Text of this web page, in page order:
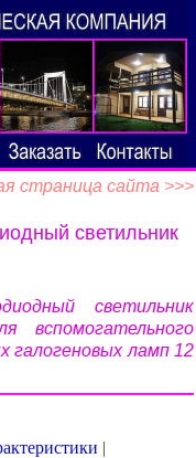
страница сайта >>>
светильник
светильник
вспомогательного
галогеновых ламп 12
|